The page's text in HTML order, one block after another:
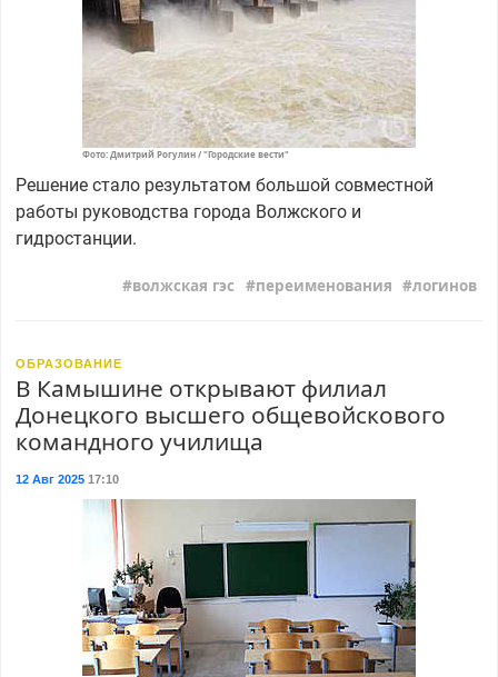
Фото: Дмитрий Рогулин / "Городские вести"
Решение стало результатом большой совместной
работы руководства города Волжского и
гидростанции.
волжская гэс переименования логинов
ОБРАЗОВАНИЕ
В Камышине открывают филиал
Донецкого высшего общевойскового
командного училища
12 Авг 202517:10